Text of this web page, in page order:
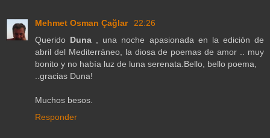
Mehmet Osman Çağlar 22:26
Querido Duna , una noche apasionada en la edición de
abril del Mediterráneo, la diosa de poemas de amor .. muy
bonito y no había luz de luna serenata.Bello, bello poema,
..gracias Duna!
Muchos besos.
Responder